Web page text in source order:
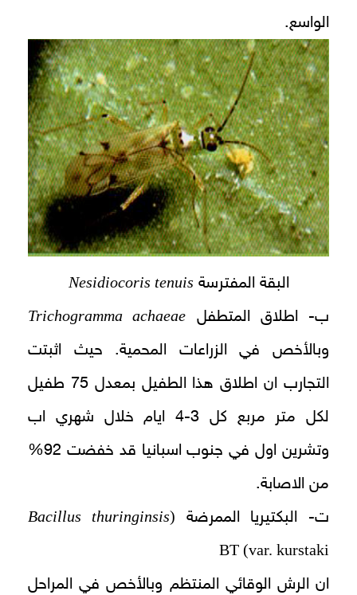
الواسع.
البقة المفترسة Nesidiocoris tenuis
ب- اطلاق المتطفل Trichogramma achaeae
وبالأخص في الزراعات المحمية. حيث اثبتت
التجارب ان اطلاق هذا الطفيل بمعدل 75 طفيل
لكل متر مربع كل 3-4 ايام خلال شهري اب
وتشرين اول في جنوب اسبانيا قد خفضت 92%
من الاصابة.
ت- البكتيريا الممرضة (
Bacillus thuringinsis
var. kurstaki) BT
ان الرش الوقائي المنتظم وبالأخص في المراحل